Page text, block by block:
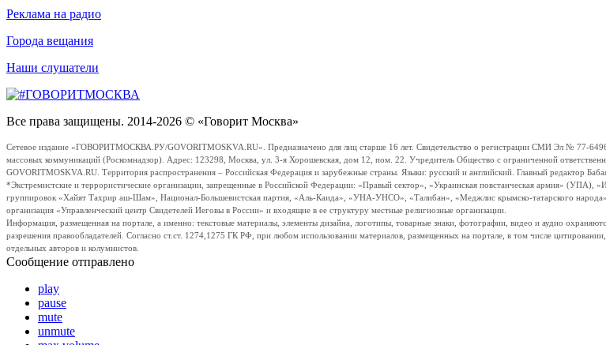
Реклама на радио
Города вещания
Наши слушатели
Все права защищены. 2014-2026 © «Говорит Москва»
Сетевое издание «ГОВОРИТМОСКВА.РУ/GOVORITMOSKVA.RU». Предназначено для лиц старше 16 лет. Свидетельство о регистрации СМИ Эл № 77-
массовых коммуникаций (Роскомнадзор). Адрес: 123298, Москва, ул. 3-я Хорошевская, дом 12, пом. 22. Учредитель Общество с ограниченной
GOVORITMOSKVA.RU. Территория распространения – Российская Федерация и зарубежные страны. Языки: русский и английский. Главный редактор
*Экстремистские и террористические организации, запрещенные в Российской Федерации: «Правый сектор», «Украинская повстанческая армия»
группировок «Хайят Тахрир аш-Шам», Национал-Большевистская партия, «Аль-Каида», «УНА-УНСО», «Талибан», «Меджлис крымско-татарского
организация «Управленческий центр Свидетелей Иеговы в России» и входящие в ее структуру местные религиозные организации.
Информация, размещенная на портале, а именно: текстовые материалы, элементы дизайна, логотипы, товарные знаки, фотографии, видео и аудио
разрешения правообладателей. Согласно ст.ст. 1274,1275 ГК РФ, при любом использовании материалов, размещенных на портале, в том числе
отдельных авторов и колумнистов.
Сообщение отправлено
play
pause
mute
unmute